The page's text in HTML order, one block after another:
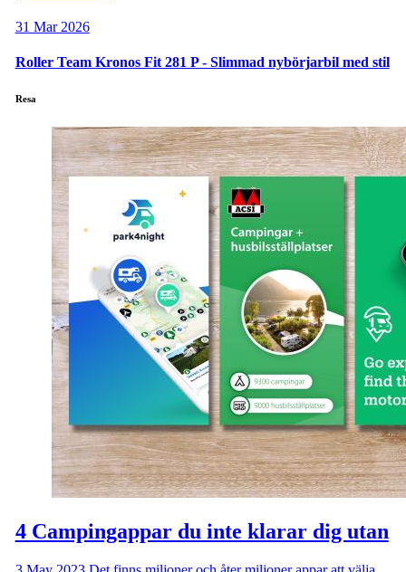
31 Mar 2026
Roller Team Kronos Fit 281 P - Slimmad nybörjarbil med stil
Resa
4 Campingappar du inte klarar dig utan